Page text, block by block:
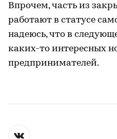
Впрочем, часть из
работают в статусе
надеюсь, что в
каких-то интересных
предпринимателей.